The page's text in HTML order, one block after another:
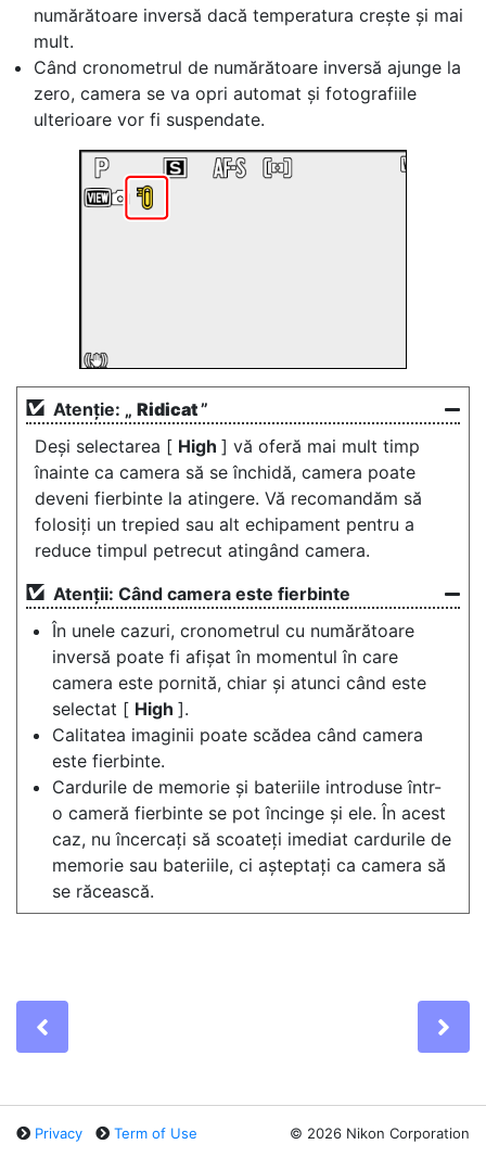
numărătoare inversă dacă temperatura crește și mai
mult.
Când cronometrul de numărătoare inversă ajunge la
zero, camera se va opri automat și fotografiile
ulterioare vor fi suspendate.
Atenție: „ Ridicat”
Deși selectarea [ High ] vă oferă mai mult timp
înainte ca camera să se închidă, camera poate
deveni fierbinte la atingere. Vă recomandăm să
folosiți un trepied sau alt echipament pentru a
reduce timpul petrecut atingând camera.
Atenții: Când camera este fierbinte
În unele cazuri, cronometrul cu numărătoare
inversă poate fi afișat în momentul în care
camera este pornită, chiar și atunci când este
selectat [ High ].
Calitatea imaginii poate scădea când camera
este fierbinte.
Cardurile de memorie și bateriile introduse într-
o cameră fierbinte se pot încinge și ele. În acest
caz, nu încercați să scoateți imediat cardurile de
memorie sau bateriile, ci așteptați ca camera să
se răcească.
Privacy Term of Use © 2026 Nikon Corporation